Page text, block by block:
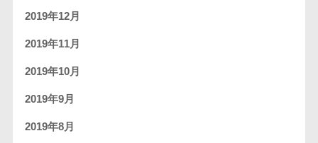
2019年12月
2019年11月
2019年10月
2019年9月
2019年8月